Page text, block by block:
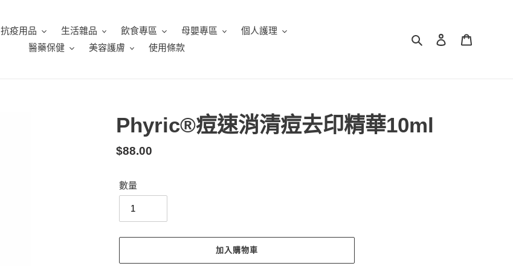
抗疫用品 生活雜品 飲食專區 母嬰專區
個人護理
醫藥保健
美容護膚 使用條款
搜尋 登入
Phyric®痘速消清痘去印精華10ml
定
$88.00
數量
加入購物車